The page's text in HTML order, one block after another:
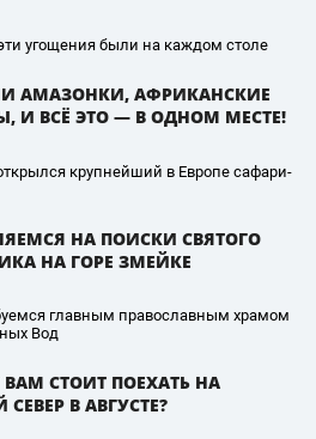
угощения были на каждом столе
АМАЗОНКИ, АФРИКАНСКИЕ
И ВСЁ ЭТО — В ОДНОМ МЕСТЕ!
крупнейший в Европе сафари-
НА ПОИСКИ СВЯТОГО
НА ГОРЕ ЗМЕЙКЕ
главным православным храмом
Вод
СТОИТ ПОЕХАТЬ НА
СЕВЕР В АВГУСТЕ?